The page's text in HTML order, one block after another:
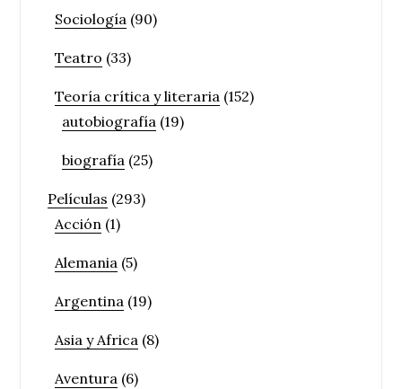
Sociología (90)
Teatro (33)
Teoría crítica y literaria (152)
autobiografía (19)
biografía (25)
Películas (293)
Acción (1)
Alemania (5)
Argentina (19)
Asia y Africa (8)
Aventura (6)